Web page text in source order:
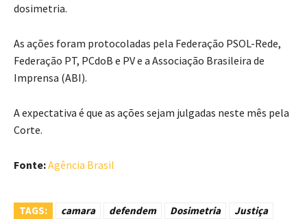
dosimetria.
As ações foram protocoladas pela Federação PSOL-Rede,
Federação PT, PCdoB e PV e a Associação Brasileira de
Imprensa (ABI).
A expectativa é que as ações sejam julgadas neste mês pela
Corte.
Fonte:Agência Brasil
TAGS: camara defendem Dosimetria Justiça